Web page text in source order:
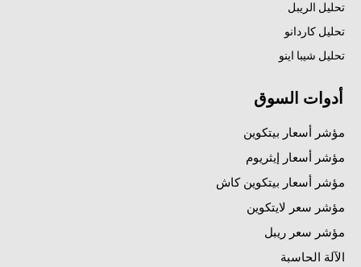
تحليل الريبل
تحليل كاردانو
تحليل شيبا اينو
أدوات السوق
مؤشر أسعار بيتكوين
مؤشر أسعار إيثريوم
مؤشر أسعار بيتكوين كاش
مؤشر سعر لايتكوين
مؤشر سعر ريبل
الآلة الحاسبة